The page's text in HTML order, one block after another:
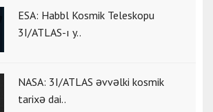
ESA: Habbl Kosmik Teleskopu
3I/ATLAS-ı y..
NASA: 3I/ATLAS əvvəlki kosmik
tarixə dai..